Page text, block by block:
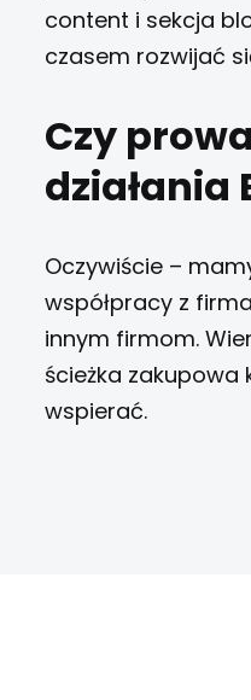
content i sekcja
czasem rozwijać
Czy
działania
Oczywiście –
współpracy z
innym firmom.
ścieżka zakupowa
wspierać.